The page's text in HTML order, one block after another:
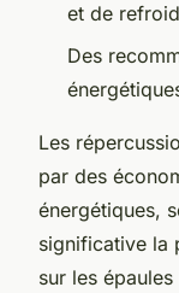
et de
Des
Les
par des
énergétiques,
significative la
sur les